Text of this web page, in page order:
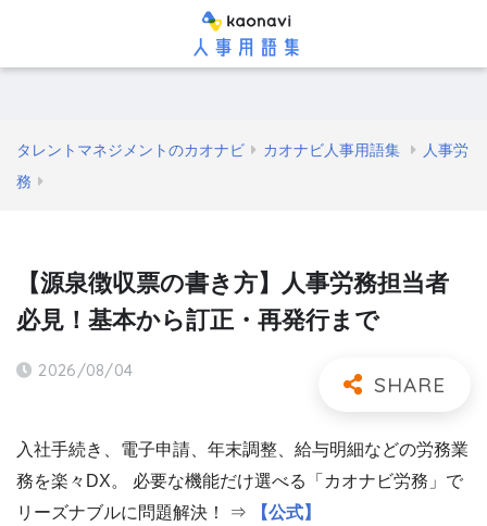
タレントマネジメントのカオナビ カオナビ人事用語集
人事労
務
【源泉徴収票の書き方】人事労務担当者
必見！基本から訂正・再発行まで
2026/08/04
入社手続き、電子申請、年末調整、給与明細などの労務業
務を楽々DX。 必要な機能だけ選べる「カオナビ労務」で
リーズナブルに問題解決！ ⇒
【公式】